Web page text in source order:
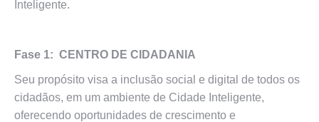
Inteligente.
Fase 1: CENTRO DE CIDADANIA
Seu propósito visa a inclusão social e digital de todos os
cidadãos, em um ambiente de Cidade Inteligente,
oferecendo oportunidades de crescimento e